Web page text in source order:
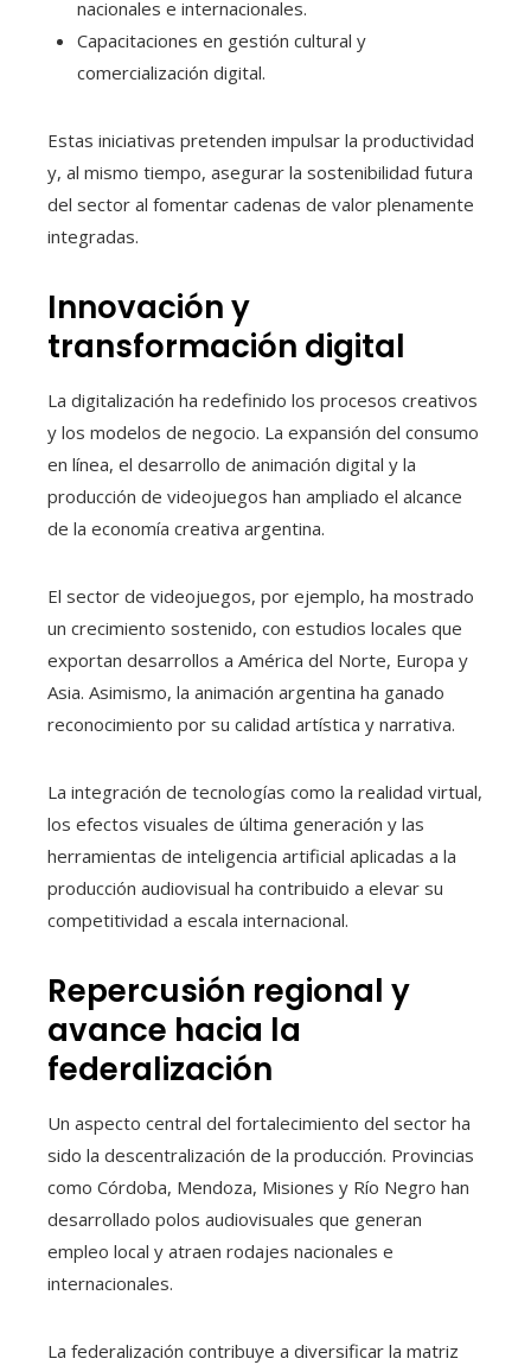
nacionales e internacionales.
Capacitaciones en gestión cultural y
comercialización digital.
Estas iniciativas pretenden impulsar la productividad
y, al mismo tiempo, asegurar la sostenibilidad futura
del sector al fomentar cadenas de valor plenamente
integradas.
Innovación y
transformación digital
La digitalización ha redefinido los procesos creativos
y los modelos de negocio. La expansión del consumo
en línea, el desarrollo de animación digital y la
producción de videojuegos han ampliado el alcance
de la economía creativa argentina.
El sector de videojuegos, por ejemplo, ha mostrado
un crecimiento sostenido, con estudios locales que
exportan desarrollos a América del Norte, Europa y
Asia. Asimismo, la animación argentina ha ganado
reconocimiento por su calidad artística y narrativa.
La integración de tecnologías como la realidad virtual,
los efectos visuales de última generación y las
herramientas de inteligencia artificial aplicadas a la
producción audiovisual ha contribuido a elevar su
competitividad a escala internacional.
Repercusión regional y
avance hacia la
federalización
Un aspecto central del fortalecimiento del sector ha
sido la descentralización de la producción. Provincias
como Córdoba, Mendoza, Misiones y Río Negro han
desarrollado polos audiovisuales que generan
empleo local y atraen rodajes nacionales e
internacionales.
La federalización contribuye a diversificar la matriz